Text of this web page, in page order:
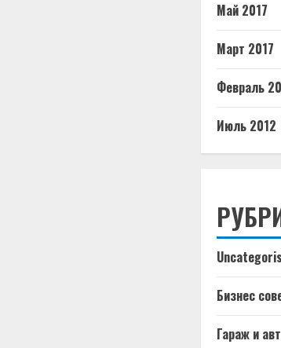
Май 2017
Март 2017
Февраль
Июль 2012
Бизнес
Гараж и